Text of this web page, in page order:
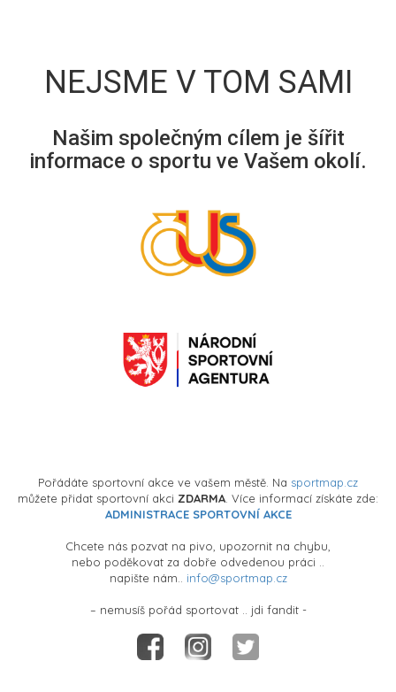
NEJSME V TOM SAMI
Našim společným cílem je šířit
informace o sportu ve Vašem okolí.
Pořádáte sportovní akce ve vašem městě. Na sportmap.cz
můžete přidat sportovní akci ZDARMA . Více informací získáte zde:
ADMINISTRACE SPORTOVNÍ AKCE
Chcete nás pozvat na pivo, upozornit na chybu,
nebo poděkovat za dobře odvedenou práci ..
napište nám.. info@sportmap.cz
– nemusíš pořád sportovat .. jdi fandit -